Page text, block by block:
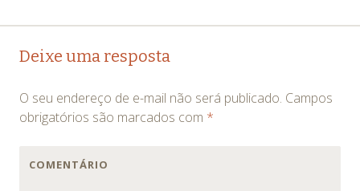
Navegação
posts
Deixe uma resposta
O seu endereço de e-mail não será publicado. Campos
obrigatórios são marcados com *
COMENTÁRIO